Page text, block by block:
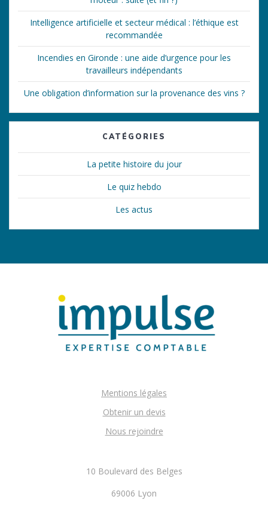
Intelligence artificielle et secteur médical : l’éthique est
recommandée
Incendies en Gironde : une aide d’urgence pour les
travailleurs indépendants
Une obligation d’information sur la provenance des vins ?
CATÉGORIES
La petite histoire du jour
Le quiz hebdo
Les actus
Mentions légales
Obtenir un devis
Nous rejoindre
10 Boulevard des Belges
69006 Lyon